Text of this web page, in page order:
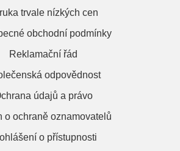
trvale nízkých cen
obchodní podmínky
Reklamační řád
odpovědnost
údajů a právo
o ochraně oznamovatelů
o přístupnosti